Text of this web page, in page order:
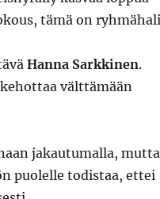
tämä on
Hanna Sarkkinen.
välttämään
jakautumalla, mutta
puolelle todistaa, ettei